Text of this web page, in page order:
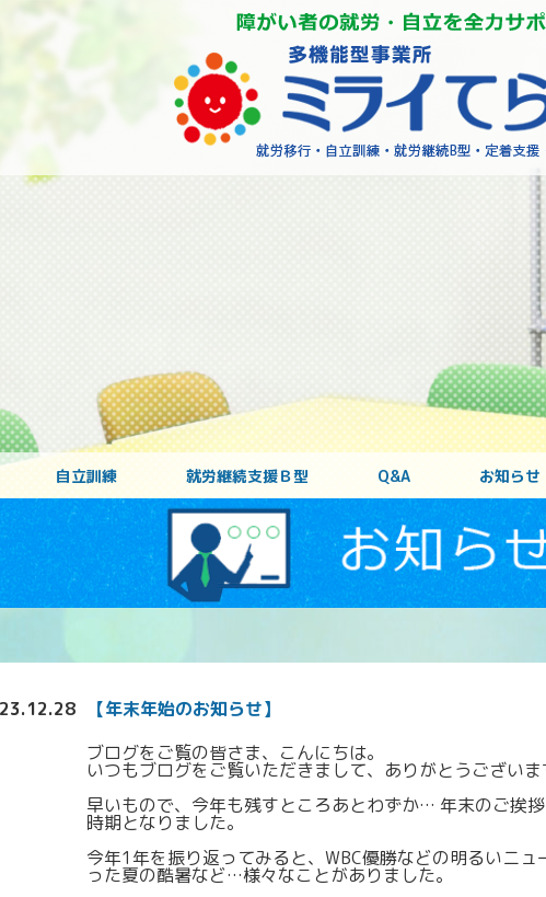
自立訓練 就労継続支援Ｂ型 Q&A お知らせ
【年末年始のお知らせ】
ブログをご覧の皆さま、こんにちは。
いつもブログをご覧いただきまして、ありがとうござい
早いもので、今年も残すところあとわずか… 年末のご挨
時期となりました。
今年1年を振り返ってみると、WBC優勝などの明るいニュ
った夏の酷暑など…様々なことがありました。